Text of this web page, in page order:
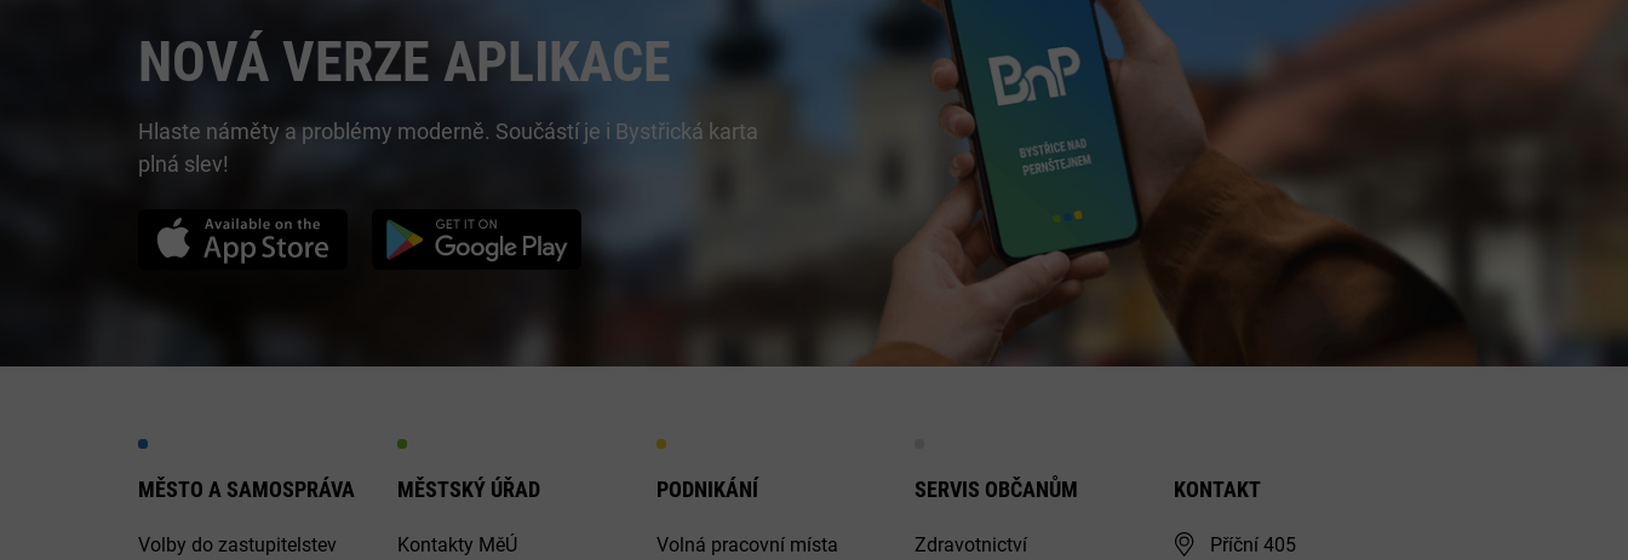
NOVÁ VERZE APLIKACE
Hlaste náměty a problémy moderně. Součástí je i Bystřická karta
plná slev!
MĚSTO A SAMOSPRÁVA
Volby do zastupitelstev
MĚSTSKÝ ÚŘAD
Kontakty MěÚ
PODNIKÁNÍ
Volná pracovní místa
SERVIS OBČANŮM
Zdravotnictví
KONTAKT
Příční 405